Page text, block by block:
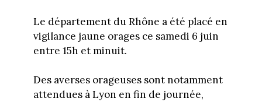
Le département du Rhône a été placé en
vigilance jaune orages ce samedi 6 juin
entre 15h et minuit.
Des averses orageuses sont notamment
attendues à Lyon en fin de journée,